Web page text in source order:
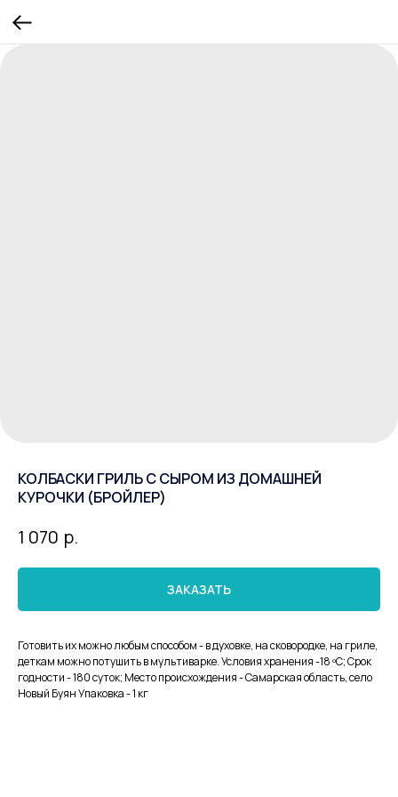
КОЛБАСКИ ГРИЛЬ С СЫРОМ ИЗ ДОМАШНЕЙ
КУРОЧКИ (БРОЙЛЕР)
1 070 р.
ЗАКАЗАТЬ
Готовить их можно любым способом - в духовке, на сковородке, на гриле,
деткам можно потушить в мультиварке. Условия хранения -18 ºC; Срок
годности - 180 суток; Место происхождения - Самарская область, село
Новый Буян Упаковка - 1 кг